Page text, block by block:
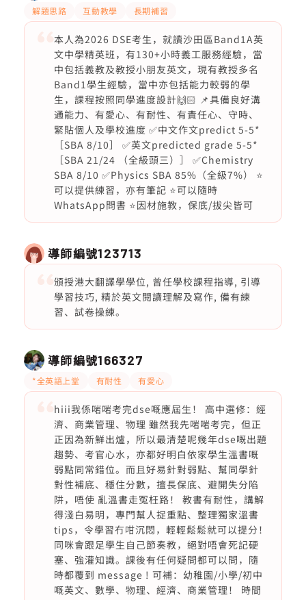
解題思路 互動教學 長期補習
本人為2026 DSE考生，就讀沙田區Band1A英
文中學精英班，有130+小時義工服務經驗，當
中包括義教及教授小朋友英文，現有教授多名
Band1學生經驗，當中亦包括能力較弱的學
生，課程按照同學進度設計🙌🏻 📌具備良好溝
通能力、有愛心、有耐性、有責任心、守時、
緊貼個人及學校進度 ✅中文作文predict 5-5*
［SBA 8/10］ ✅英文predicted grade 5-5*
［SBA 21/24 （全級頭三）］ ✅Chemistry
SBA 8/10 ✅Physics SBA 85%（全級7%） ⭐️
可以提供練習，亦有筆記 ⭐️可以隨時
WhatsApp問書 ⭐️因材施教，保底/拔尖皆可
導師編號123713
頒授港大翻譯學學位, 曾任學校課程指導, 引導
學習技巧, 精於英文閱讀理解及寫作, 備有練
習、試卷操練。
導師編號166327
*全英語上堂 有耐性 有愛心
hiii我係啱啱考完dse嘅應屆生！ 高中選修：經
濟、商業管理、物理 雖然我先啱啱考完，但正
正因為新鮮出爐，所以最清楚呢幾年dse嘅出題
趨勢、考官心水，亦都好明白依家學生溫書嘅
弱點同常錯位。而且好易針對弱點、幫同學針
對性補底、穩住分數，擅長保底、避開失分陷
阱，唔使 亂溫書走冤枉路！ 教書有耐性，講解
得淺白易明，專門幫人捉重點、整理獨家溫書
tips，令學習冇咁沉悶，輕輕鬆鬆就可以提分！
同咪會跟足學生自己節奏教，絕對唔會死記硬
塞、強灌知識。課後有任何疑問都可以問，隨
時都覆到 message ! 可補：幼稚園/小學/初中
嘅英文、數學、物理、經濟、商業管理！ 時間